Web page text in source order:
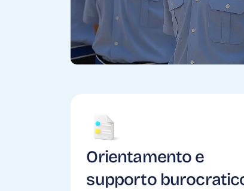
Orientamento e
supporto